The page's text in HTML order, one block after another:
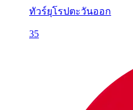
ทัวร์ยุโรปตะวันออก
35